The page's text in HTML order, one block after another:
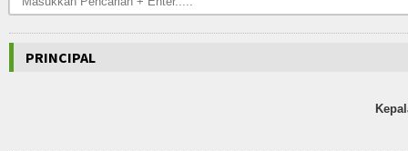
PRINCIPAL